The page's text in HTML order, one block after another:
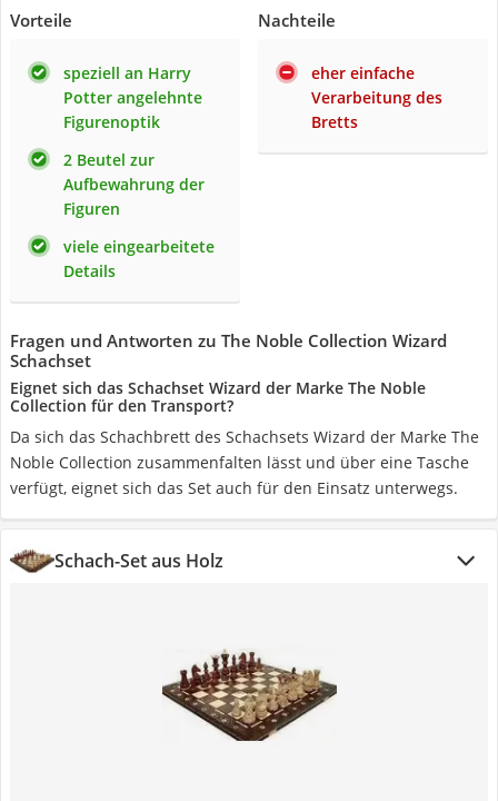
Vorteile
speziell an Harry
Potter angelehnte
Figurenoptik
2 Beutel zur
Aufbewahrung der
Figuren
viele eingearbeitete
Details
Nachteile
eher einfache
Verarbeitung des
Bretts
Fragen und Antworten zu The Noble Collection Wizard
Schachset
Eignet sich das Schachset Wizard der Marke The Noble
Collection für den Transport?
Da sich das Schachbrett des Schachsets Wizard der Marke The
Noble Collection zusammenfalten lässt und über eine Tasche
verfügt, eignet sich das Set auch für den Einsatz unterwegs.
Schach-Set aus Holz